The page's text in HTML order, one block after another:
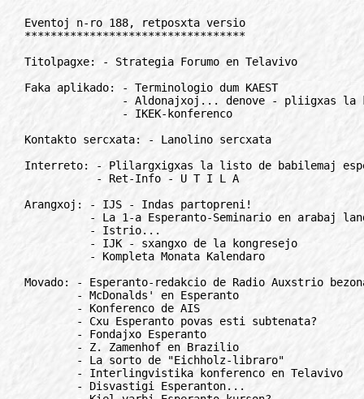
Eventoj n-ro 188, retposxta versio
**********************************

Titolpagxe: - Strategia Forumo en Telavivo

Faka aplikado: - Terminologio dum KAEST
               - Aldonajxoj... denove - pliigxas la kolekto de fakaj titoloj
               - IKEK-konferenco

Kontakto sercxata: - Lanolino sercxata

Interreto: - Plilargxigxas la listo de babilemaj esperantistoj
           - Ret-Info - U T I L A

Arangxoj: - IJS - Indas partopreni!
          - La 1-a Esperanto-Seminario en arabaj landoj
          - Istrio...
          - IJK - sxangxo de la kongresejo
          - Kompleta Monata Kalendaro

Movado: - Esperanto-redakcio de Radio Auxstrio bezonas helpon
        - McDonalds' en Esperanto
        - Konferenco de AIS
        - Cxu Esperanto povas esti subtenata?
        - Fondajxo Esperanto
        - Z. Zamenhof en Brazilio
        - La sorto de "Eichholz-libraro"
        - Interlingvistika konferenco en Telavivo
        - Disvastigi Esperanton...
        - Kiel varbi Esperanto-kurson?

Instruado, ILEI: - Pagata persono por instruado

Radio: - Produktado de radioprogramoj

Gazetoj: - Familia Esperanto

Muziko: - Cxu novaj rokmuzikistoj en Esperanto?

Libroj: - Lernolibro pri demokratio

Kulturo: - Brazila posxtmarko kun Esperanto-teksto

Rubrikoj: -  Mallonge (10), anoncetoj (3), korespondi deziras (3)

Interese: - Futbalteamo Esperanto
          - Sciu, vi estas sur la gxusta(?) vojo se...
          - Libromangxado
          - Stevardinoj - pasagxeroj

**************************************************************************

TITOLPAGxE
//////////

Strategia Forumo en Tel-Avivo
=============================

Estrarano de UEA, d-ro Petro Chrdle, kiu kunordigas la funkciadon de la
Strategia Forumo de la Esperanto-Komunumo, dissendis al cento da plej
diversaj organizajxoj kaj instancoj inviton al gxia tria kunsido. Gxi
okazos en la 85-a Universala Kongreso en Tel-Avivo, lunde, la 31-an de
julio, de 14h00 gxis 18h00.

La Strategia Forumo estas malferma al cxiuj organizajxoj, kiuj uzas por
sia agado Esperanton, sendepende de la celo. En gxi cxiuj kunvenantaj
organizajxoj estas egalrajtaj senrigarde al iliaj grandeco kaj agadkampo.
Iliaj celoj povas esti plej diversaj, ecx malaj inter si, sed ili dividas
minimume unu komunan trajton: praktikan uzadon de la internacia lingvo
Esperanto, kaj sekve ili komune kreas, vole-nevole, la Esperanto-
komunumon.

La Strategia Forumo, iniciatita kadre de Kampanjo 2000, kunsidis unuafoje
en la Montpeliera UK en 1998, kie la prelegoj havis gxeneralan karakteron.

En la dua kunsido en Berlino la prelegantoj traktis la Esperanto-komunumon
el diversaj fakdirektoj, nome scienca-kultura, industria-profesia kaj
jura.

En Tel-Avivo kompletigxos tiu dua etapo per prelegoj el vidpunktoj spirita
kaj tiu de profesia uzanto de Esperanto. Grandan parton de la tempo oni
kompreneble dedicxos al diskutado.

La materialojn de la Berlina kaj Tel-Aviva kunsidoj oni planas eldoni en
unu kajero. Tiuj de Montpeliero jam aperis sub la nomo "Cxiuj kune" en la
serio Esperanto-dokumentoj.

Kiel la trian etapon de la Strategia Forumo d-ro Chrdle antauxvidas
sercxadon de komunaj projektoj aux agoj, tiel ke ekde la Zagreba UK cxiu
kunsido havu konkretan temon, ekz. turismo, interreto aux la rolo kaj
perspektivoj de Esperanto-centroj. Tamen, la forumanoj kompreneble estos
liberaj elekti en Tel-Avivo ankaux alian formon por sia posta kunlaboro.

D-ro Chrdle emfazas, ke la partopreno en la Strategia Forumo estas tute
libera al cxiaj organizajxoj kaj ne postulas akcepton de iaj tezoj aux
kondicxoj. Ankaux tiuj, kiuj eventuale ne ricevis skriban inviton, estas
bonvenaj sendi sian reprezentanton. Por faciligi la preparojn, estas
helpe, se oni anoncos la nomon de sia reprezentanto antaux la 20-a de
julio al:

d-ro Petro Chrdle
Anglicka 878, CZ-252 29 Dobrichovice, Cxehio
Rete: chrdle@forigu.kava-pech.cz

**************************************************************************

FAKA APLIKADO
/////////////

Terminologio dum KAEST
======================

Pro la antauxvidata malgranda kvanto de cxeestantaj fakuloj, cxi jare dum
la UK ne okazos la kutima terminologia kunveno. Antaux la sekvajara,
zagreba UK terminologoj kunvenos en la KAEST, Konferenco pri Aplikado de
E-o en Scienco kaj Tekniko en Cxehio (10-13. 09.).

En KAEST funkcios 3 sekcioj:
- Ekonomio sojle al la 3-a jarmilo,
- Terminologiaj problemoj de Apliko de E-o en Scienco kaj Tekniko
- Scienco kaj tekniko gxenerale

La sinproponojn por prelegi (nepre akompanendaj per gxis 50-vorta resumo)
por cxiuj tri sekcioj de la kolokvo estas kolektataj gxis la fino de
junio, gxis la fino de auxgusto cxiu proponinto ricevos sciigon, cxu la
kontribuo estis akceptita kaj gvidliniojn por gxia prezento (precipe
limigo de tempo, kiu dependas de la nombro de akceptitaj kontribuoj).

Pliaj detaloj cxe la pagxoj: http:// www.kava-pech.cz/kaest aux retposxte
cxe:

Petro Chrdle
Anglicka 878, CZ-252 29 Dobrichovice, Cxehio
Rete: chrdle@forigu.kava-pech.cz

**************************************************************************

Aldonajxoj... - denove
======================

Andrzej Warszawski sendis kelkajn titolojn al la 9-a parto "kemio" de
"Faklingvajxo en Esperanto" (Eventoj n-ro 185):
- TUMA, Miroslav: Pri la varmo. 1971-1972. 215 p.
- VETTER, Rob: Atoma klerigo de materialproprecoj. Sciencista-Teknikista
  Esperanto Asocio sub la Cxina Akademio de Sciencoj. 180 p.
- VETTER, Rob: Fazodiagramoj, enkonduko al materialscienco. 42 p.
- VETTER, Rob: Listo de fakaj terminoj, manuskripto multobligita. 38 p.
- WARSZAWSKI, Andrzej: Antoni Grabowski kaj kemio. Bydgoszcz, 1991.
- WARSZAWSKI, Andrzej: Kemiaj reakcioj kaj termodinamiko. enhavas glosaron
  de terminoj en lingvoj: esperanta, angla, germana, pola kaj rusa.
  Bydgoszcz, 1991. 45 p.
- WARSZAWSKI, Andrzej (trad.): Lernolibro pri simboloj kaj terminologio por
  fizikokemiaj grandoj kaj unitoj. fragmentoj. manuskripto. 24 p.
- WARSZAWSKI, Andrzej: Kontribuo de Antoni Grabowski al pollingva kemia
  nomenklaturo. 13 p.
- WESTERMAYER, Manfred: Internationales Chemie-Worterbuch, Ausgabe: Deutsch,
  E-o, Englisch, 1981.

Speciale menciinda estas ruslingva libro pri nia lingvo:
- KOROLEVICH, A. I.: Kniga ob Esperanto (Libro pri Esperanto). Naukova
  Dumka, Kievo 1989. 254 p. enhavas liston de 168 literaturajxoj, ruslingva,
  parte esperantlingva

Andrzej Warszawski
Rete: awar@forigu.enternet.com.pl

**************************************************************************

Konferenco de IKEK
==================

La 12-a Konferenco de IKEK okazis inter la 27-30. 12. 1999 en Havano,
Kubo. En gxi cxeestis 51 gekonferencanoj el Britio, Francio, Germanio,
Hispanio, Islando, Kubo, Norvegio, Svisio.

Dum kvar kunsidoj, oni decidis plibonigi la datumbazojn de retadresoj,
fresxigi la retpagxaron, aligxi pere de UEA al la Manifesto 2000, kondamni
la veran blokadon de Usono kontraux kuba popolo, kunveni en la Telaviva UK
dum unuhora kunveno, peti starigon de la 13-a Konferenco en Britio en
printempo 2001. Elektigxis nova IKEK-Estraro.

Vincent Charlot
Rete: esperant@forigu.worldnet.fr

**************************************************************************

KONTAKTO SERCxATA
/////////////////

Lanolino sercxata
=================

Nun mi volas acxeti krudan (senrafinitan) lanolinon el iu lando. La
lanolino estas grasa substanco, defalanta cxe la lavado de lano. Preskaux
cxiuj lan-lavadaj fabrikoj produktas la substancon. Mi deziros acxeti
unufoje 60 tunojn da lanolinoj. Mi petas ke vi rilatigxu kun tiaj fabrikoj
por helpi min, kaj sendu al mi la informon pri prezo. Se la prezo estos
favora, mi vizitos vin en tauxga tempo.

Huang Yinbao
IAEA, Jingchuan-Xie Kewei, CN-744300, Gansu, Cxinio
Rete: agrikultura@forigu.esperanto.nu

**************************************************************************

INTERRETO
/////////

Listo de babilantoj
===================

La listo de esperantistoj kiuj uzas Firetalk (vidu Eventoj n-ro 187) jam
inkluzivas 93 gesamideanojn el 21 landoj. Gxi trovigxas cxe:
http://esperanto.digiweb.com/babililo.htm Ni invitas cxiujn samideanojn
partopreni nian cxiutagan virtualan babiladon!

Por tio suficxas plenumi etan aligxilon, kiu trovigxas sur la pagxo.

Ekzistas ankaux la listo de esperantistoj kiuj uzas la programon "ICQ"
inkluzivas 354 gesamideanojn el 44 landoj kaj trovigxas cxe:
http://esperanto.digiweb.com/icq/icqlisto.htm .

Luiz Fernando Vencio
Rete: lvencio@forigu.persogo.com.br

**************************************************************************

Ret-Info - Utila
================

Antaux ne longe aperis anonco en la interreta novajxservo, Ret-Info:

Ni sercxas fakan artiston kiu povus konstrui vitralojn (fenestro de
pregxejo). Petu la desegnon por fari vian prezon al:

TAKE-Esperanto
90, Rue du TiefenbachFR-68920 Wintzenheim, Francio
Rete: N3.3022@forigu.compuserve.com

Post kelkaj tagoj Ret-Info ricevis la mesagxon:

Por via scio. Venis tri respondoj al via anonco el Jugoslavio, Litovio kaj
Argentinio en du tagoj, por fari oferton al mi en tiu tre faka afero. Kiu
diras ke Esperanto ne funkcias en cxiutaga vivo, ecx tre profesie, arto
....? Mi esperas ke mi sukcesos la konstruon de tio pere de esperanto.
Alia projekto, kiu bone funkcias estas fundado de arkitektura kaj konstru-
agentejo en Cxinio uzante Esperanton kiel oficialan lingvon por 2001.

Michel Basso
Rete: 100623.3022@forigu.compuserve.com

Memorinde estas, ke ankaux Eventoj uzas la novajxojn senditajn per Ret-
Info por pli rapide informigi la legantojn. Oni povas peti pliajn
informojn pri tiu cxi servo cxe la redakcio:

Rete: ret-info@forigu.esperanto.org
Retpagxo: http://www.esperanto.hu/ret-info.htm

**************************************************************************

ARANGxOJ
////////

IJS 2000
========

La lasta Internacia Junulara Semajno, IJS de cxi jarmilo okazos inter
27.07. - 02.08. 2000 en Nyiregyhaza, Hungario. La organizantoj atendas
cxiujn junulojn kun interesa kaj bonetosa programo. Okazos gustumado de
tradiciaj kaj tu